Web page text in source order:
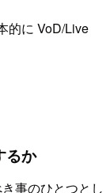
的に VoD/Live
るか
事のひとつとし